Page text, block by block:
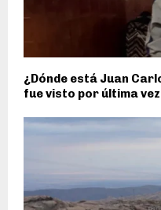
¿Dónde está Juan
fue visto por última